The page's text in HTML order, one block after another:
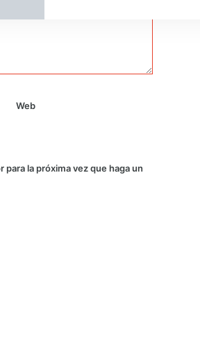
Web
la próxima vez que haga un